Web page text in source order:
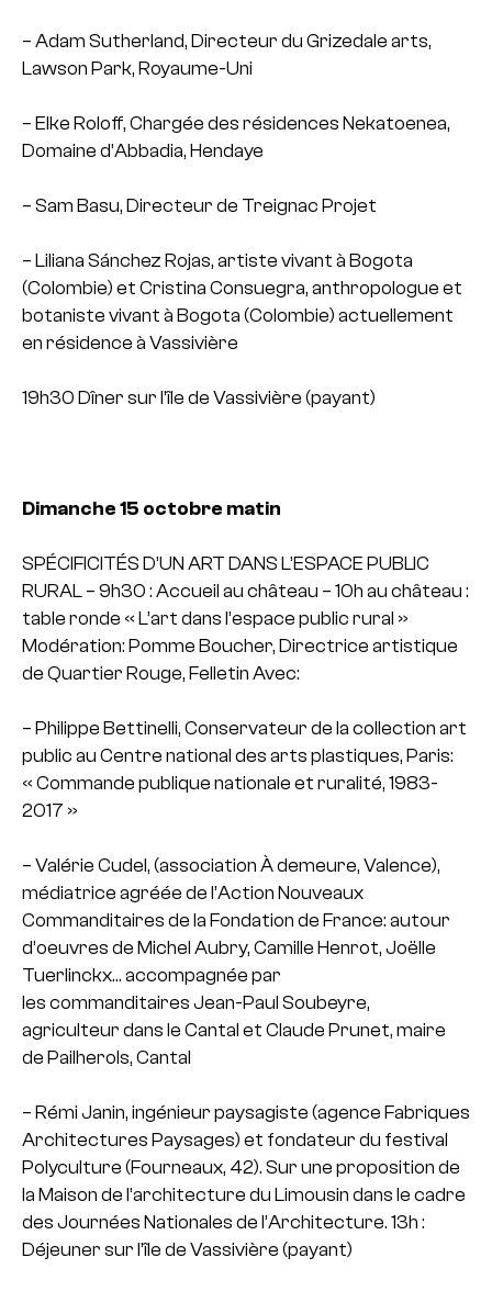
– Adam Sutherland, Directeur du Grizedale arts,
Lawson Park, Royaume-Uni
– Elke Roloff, Chargée des résidences Nekatoenea,
Domaine d’Abbadia, Hendaye
– Sam Basu, Directeur de Treignac Projet
– Liliana Sánchez Rojas, artiste vivant à Bogota
(Colombie) et Cristina Consuegra, anthropologue et
botaniste vivant à Bogota (Colombie) actuellement
en résidence à Vassivière
19h30 Dîner sur l’île de Vassivière (payant)
Dimanche 15 octobre matin
SPÉCIFICITÉS D’UN ART DANS L’ESPACE PUBLIC
RURAL – 9h30 : Accueil au château – 10h au château :
table ronde « L’art dans l’espace public rural »
Modération: Pomme Boucher, Directrice artistique
de Quartier Rouge, Felletin Avec:
– Philippe Bettinelli, Conservateur de la collection art
public au Centre national des arts plastiques, Paris:
« Commande publique nationale et ruralité, 1983-
2017 »
– Valérie Cudel, (association À demeure, Valence),
médiatrice agréée de l’Action Nouveaux
Commanditaires de la Fondation de France: autour
d’oeuvres de Michel Aubry, Camille Henrot, Joëlle
Tuerlinckx… accompagnée par
les commanditaires Jean-Paul Soubeyre,
agriculteur dans le Cantal et Claude Prunet, maire
de Pailherols, Cantal
– Rémi Janin, ingénieur paysagiste (agence Fabriques
Architectures Paysages) et fondateur du festival
Polyculture (Fourneaux, 42). Sur une proposition de
la Maison de l’architecture du Limousin dans le cadre
des Journées Nationales de l’Architecture. 13h :
Déjeuner sur l’île de Vassivière (payant)